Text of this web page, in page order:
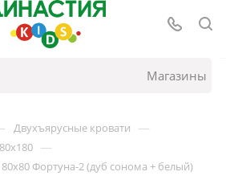
Магазины
Двухъярусные кровати —
—
Фортуна-2 (дуб сонома + белый)